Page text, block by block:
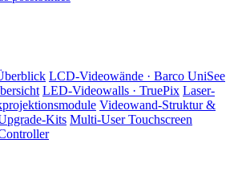
LCD-Videowände · Barco UniSee
LED-Videowalls · TruePix Laser-
Videowand-Struktur &
Kits Multi-User Touchscreen